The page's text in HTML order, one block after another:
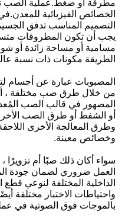
مطرقة أو ضغط.عملية الصب
الخصائص الفيزيائية
التصميم المناسب تدفق
يجب أن تكون المطروقات
مسامية أو مساحة زائدة أو
الطريقة مكونات ذات نسبة
المصبوبات عبارة عن أجسام
من خلال طرق صب مختلفة ،
المصهور في قالب الصب
أو الشفط أو طرق الصب
وطرق المعالجة الأخرى
وخصائص معينة.
سواء أكان ذلك صبًا أم تزويرًا
العمل ضروري لضمان جودة
الداخلية المختلفة لنوعي قطع
واحتياطات الاختبار مختلفة
بالموجات فوق الصوتية في